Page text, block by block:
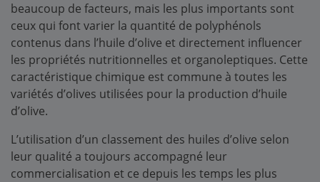
beaucoup de facteurs, mais les plus importants sont
ceux qui font varier la quantité de polyphénols
contenus dans l’huile d’olive et directement influencer
les propriétés nutritionnelles et organoleptiques. Cette
caractéristique chimique est commune à toutes les
variétés d’olives utilisées pour la production d’huile
d’olive.
L’utilisation d’un classement des huiles d’olive selon
leur qualité a toujours accompagné leur
commercialisation et ce depuis les temps les plus